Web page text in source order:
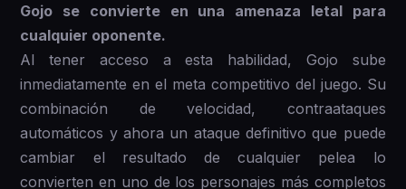
Gojo se convierte en una amenaza letal para
cualquier oponente.
Al tener acceso a esta habilidad, Gojo sube
inmediatamente en el meta competitivo del juego. Su
combinación de velocidad, contraataques
automáticos y ahora un ataque definitivo que puede
cambiar el resultado de cualquier pelea lo
convierten en uno de los personajes más completos